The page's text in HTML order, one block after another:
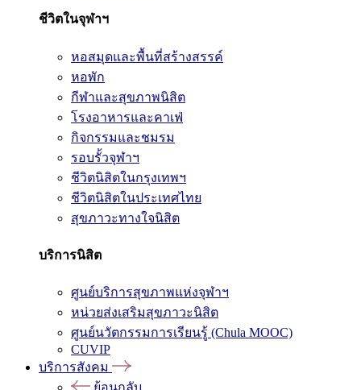
ชีวิตในจุฬาฯ
หอสมุดและพื้นที่สร้างสรรค์
หอพัก
กีฬาและสุขภาพนิสิต
โรงอาหารและคาเฟ่
กิจกรรมและชมรม
รอบรั้วจุฬาฯ
ชีวิตนิสิตในกรุงเทพฯ
ชีวิตนิสิตในประเทศไทย
สุขภาวะทางใจนิสิต
บริการนิสิต
ศูนย์บริการสุขภาพแห่งจุฬาฯ
หน่วยส่งเสริมสุขภาวะนิสิต
ศูนย์นวัตกรรมการเรียนรู้ (Chula MOOC)
CUVIP
บริการสังคม